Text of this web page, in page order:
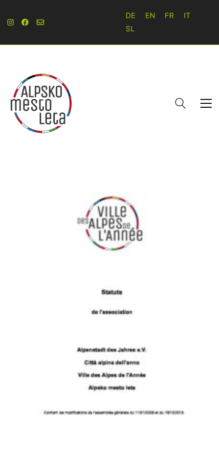
DE EN FR
IT
SL